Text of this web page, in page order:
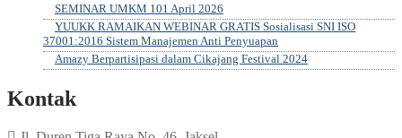
SEMINAR UMKM 101 April 2026
YUUKK RAMAIKAN WEBINAR GRATIS Sosialisasi SNI ISO
37001:2016 Sistem Manajemen Anti Penyuapan
Amazy Berpartisipasi dalam Cikajang Festival 2024
Kontak